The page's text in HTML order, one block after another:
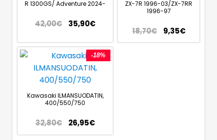
R 1300GS/ Adventure 2024-
42,00€ 35,90€
ZX-7R 1996-03/ZX-7RR
1996-97
18,70€ 9,35€
-18%
Kawasaki ILMANSUODATIN,
400/550/750
32,80€ 26,95€